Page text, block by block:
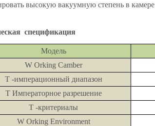
высокую вакуумную степень в камере
спецификация
Модель
W Orking Camber
T -имперационный диапазон
T Императорное разрешение
Т -критериалы
W Orking Environment